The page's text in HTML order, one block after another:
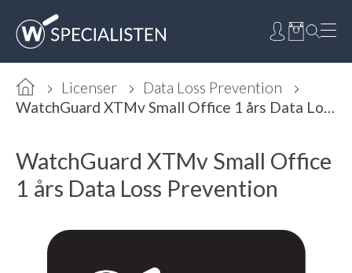
Licenser
Data Loss Prevention
WatchGuard XTMv Small Office 1 års Data Loss Prevention
WatchGuard XTMv Small Office
1 års Data Loss Prevention